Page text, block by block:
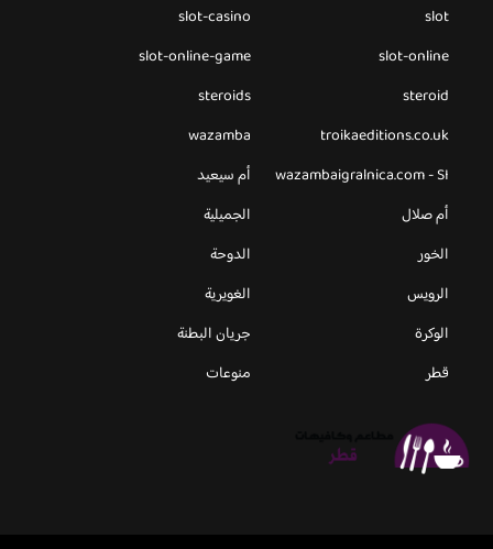
slot
slot-casino
slot-online
slot-online-game
steroid
steroids
troikaeditions.co.uk
wazamba
wazambaigralnica.com - SI
أم سيعيد
أم صلال
الجميلية
الخور
الدوحة
الرويس
الغويرية
الوكرة
جريان البطنة
قطر
منوعات